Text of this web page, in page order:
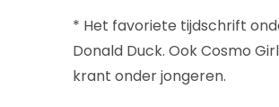
* Het favoriete tijdschrift
Donald Duck. Ook Cosmo
krant onder jongeren.